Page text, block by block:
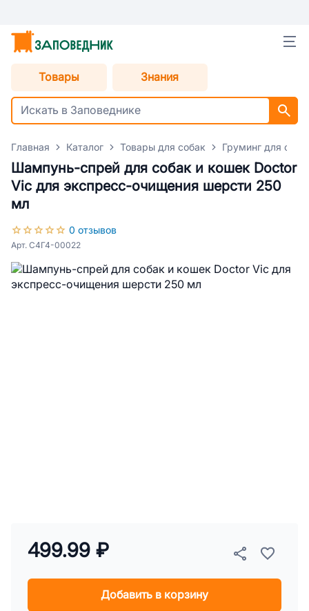
Товары Знания
Главная Каталог Товары для собак Груминг для
Шампунь-спрей для собак и кошек Doctor
Vic для экспресс-очищения шерсти 250
мл
0 отзывов
Арт. С4Г4-00022
499.99 ₽
Добавить в корзину